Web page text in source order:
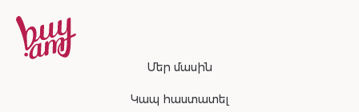
Մեր մասին
Կապ հաստատել